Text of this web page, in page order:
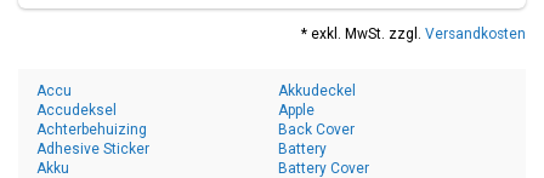
* exkl. MwSt. zzgl. Versandkosten
Accu
Accudeksel
Achterbehuizing
Adhesive Sticker
Akku
Akkudeckel
Apple
Back Cover
Battery
Battery Cover